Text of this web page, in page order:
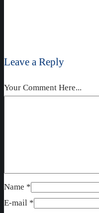
Leave a Reply
Your Comment Here...
Name *
E-mail *